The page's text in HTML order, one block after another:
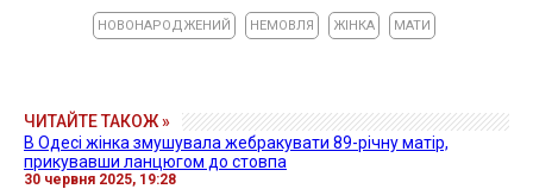
НОВОНАРОДЖЕНИЙ НЕМОВЛЯ ЖІНКА МАТИ
ЧИТАЙТЕ ТАКОЖ »
В Одесі жінка змушувала жебракувати 89-річну матір,
прикувавши ланцюгом до стовпа
30 червня 2025, 19:28